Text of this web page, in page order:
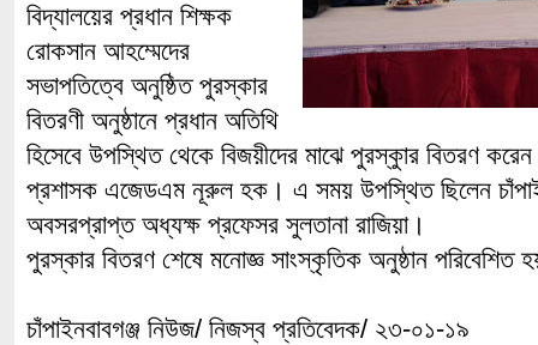
বিদ্যালয়ের প্রধান শিক্ষক
রোকসান আহম্মেদের
সভাপতিত্বে অনুষ্ঠিত পুরস্কার
বিতরণী অনুষ্ঠানে প্রধান অতিথি
হিসেবে উপস্থিত থেকে বিজয়ীদের মাঝে পুরস্কুার বিতরণ করেন
প্রশাসক এজেডএম নূরুল হক। এ সময় উপস্থিত ছিলেন
অবসরপ্রাপ্ত অধ্যক্ষ প্রফেসর সুলতানা রাজিয়া।
পুরস্কার বিতরণ শেষে মনোজ্ঞ সাংস্কৃতিক অনুষ্ঠান পরিবেশিত
চাঁপাইনবাবগঞ্জ নিউজ/ নিজস্ব প্রতিবেদক/ ২৩-০১-১৯